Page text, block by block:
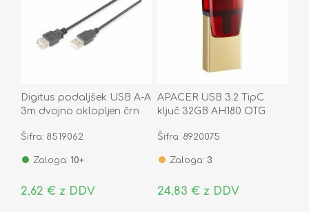
Digitus podaljšek USB A-A
3m dvojno oklopljen črn
Šifra: 8519062
Zaloga: 10+
2,62 € z DDV
APACER USB 3.2 TipC
ključ 32GB AH180 OTG
Šifra: 8920075
Zaloga: 3
24,83 € z DDV